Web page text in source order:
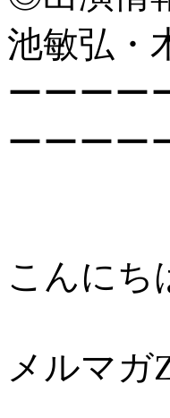
池敏弘・
ーーーー
ーーーー
こんにち
メルマガ